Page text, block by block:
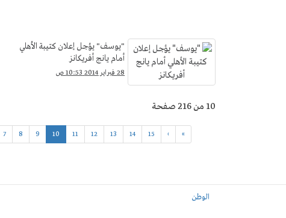
"يوسف" يؤجل إعلان كتيبة الأهلي
أمام يانج أفريكانز
28 فبراير 2014 10:53 ص
10 من 216 صفحة
7 8 9 10 11 12 13 14 15 › »
الوطن